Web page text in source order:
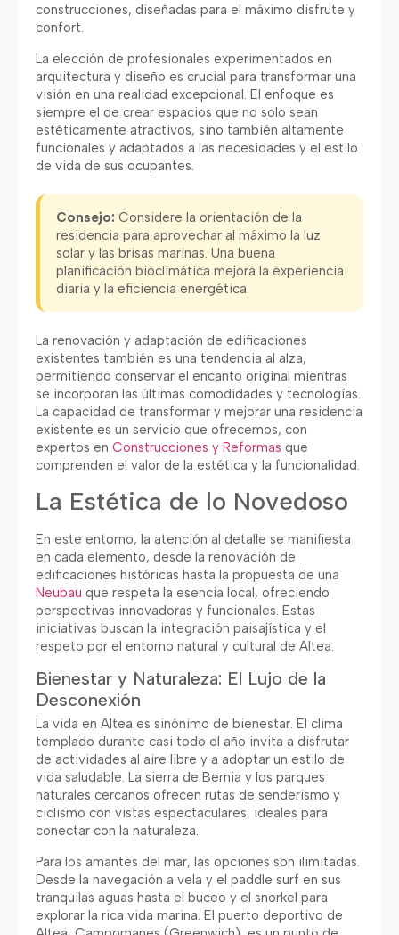
construcciones, diseñadas para el máximo disfrute y
confort.
La elección de profesionales experimentados en
arquitectura y diseño es crucial para transformar una
visión en una realidad excepcional El enfoque es
siempre el de crear espacios que no solo sean
estéticamente atractivos, sino también altamente
funcionales y adaptados a las necesidades y el estilo
de vida de sus ocupantes
Consejo: Considere la orientación de la
residencia para aprovechar al máximo la luz
solar y las brisas marinas Una buena
planificación bioclimática mejora la experiencia
diaria y la eficiencia energética
La renovación y adaptación de edificaciones
existentes también es una tendencia al alza,
permitiendo conservar el encanto original mientras
se incorporan las últimas comodidades y tecnologías
La capacidad de transformar y mejorar una residencia
existente es un servicio que ofrecemos, con
expertos en Construcciones y Reformas que
comprenden el valor de la estética y la funcionalidad
La Estética de lo Novedoso
En este entorno, la atención al detalle se manifiesta
en cada elemento, desde la renovación de
edificaciones históricas hasta la propuesta de una
Neubau que respeta la esencia local, ofreciendo
perspectivas innovadoras y funcionales. Estas
iniciativas buscan la integración paisajística y el
respeto por el entorno natural y cultural de Altea.
Bienestar y Naturaleza: El Lujo de la
Desconexión
La vida en Altea es sinónimo de bienestar. El clima
templado durante casi todo el año invita a disfrutar
de actividades al aire libre y a adoptar un estilo de
vida saludable. La sierra de Bernia y los parques
naturales cercanos ofrecen rutas de senderismo y
ciclismo con vistas espectaculares, ideales para
conectar con la naturaleza.
Para los amantes del mar, las opciones son ilimitadas.
Desde la navegación a vela y el paddle surf en sus
tranquilas aguas hasta el buceo y el snorkel para
explorar la rica vida marina. El puerto deportivo de